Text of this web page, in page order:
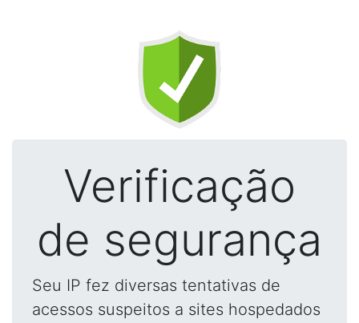
Verificação
de segurança
Seu IP fez diversas tentativas de
acessos suspeitos a sites hospedados